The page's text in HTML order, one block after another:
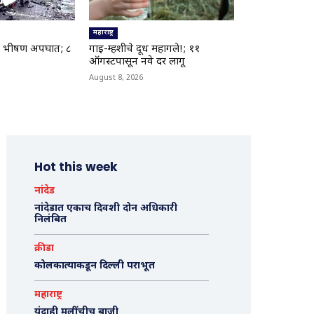
भीषण अपघात; ८
महाराष्ट्र
गाई-म्हशीचे दूध महागले!; ११
ऑगस्टपासून नवे दर लागू
August 8, 2026